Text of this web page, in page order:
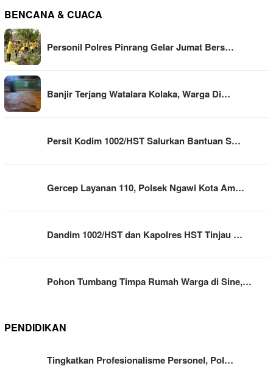
BENCANA & CUACA
Personil Polres Pinrang Gelar Jumat Bers…
Banjir Terjang Watalara Kolaka, Warga Di…
Persit Kodim 1002/HST Salurkan Bantuan S…
Gercep Layanan 110, Polsek Ngawi Kota Am…
Dandim 1002/HST dan Kapolres HST Tinjau …
Pohon Tumbang Timpa Rumah Warga di Sine,…
PENDIDIKAN
Tingkatkan Profesionalisme Personel, Pol…